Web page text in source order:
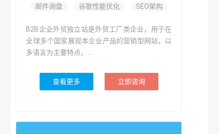
邮件询盘 谷歌性能优化 SEO架构
B2B企业外贸独立站是外贸工厂类企业，用于在
全球多个国家展现本企业产品的营销型网站，以
多语言为主要特点，...
查看更多 立即咨询